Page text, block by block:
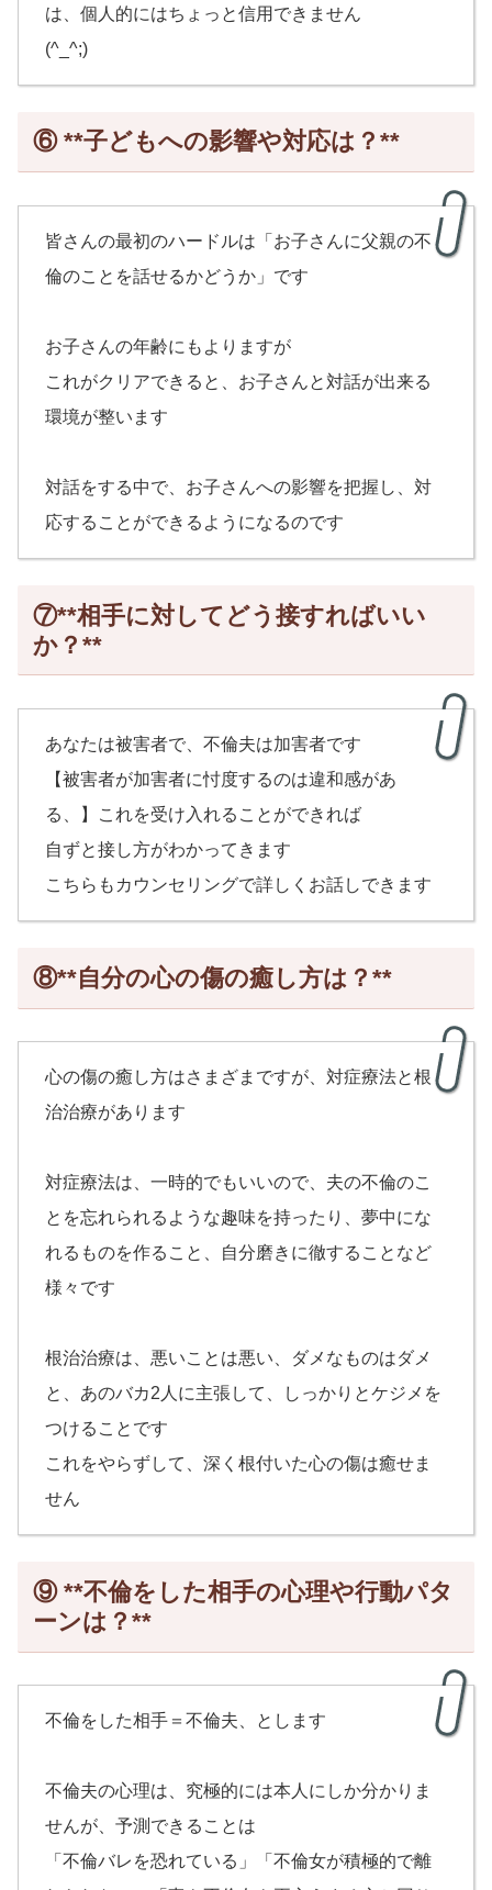
は、個人的にはちょっと信用できません
(^_^;)
⑥ **子どもへの影響や対応は？**
皆さんの最初のハードルは「お子さんに父親の不
倫のことを話せるかどうか」です
お子さんの年齢にもよりますが
これがクリアできると、お子さんと対話が出来る
環境が整います
対話をする中で、お子さんへの影響を把握し、対
応することができるようになるのです
⑦**相手に対してどう接すればいい
か？**
あなたは被害者で、不倫夫は加害者です
【被害者が加害者に忖度するのは違和感があ
る、】これを受け入れることができれば
自ずと接し方がわかってきます
こちらもカウンセリングで詳しくお話しできます
⑧**自分の心の傷の癒し方は？**
心の傷の癒し方はさまざまですが、対症療法と根
治治療があります
対症療法は、一時的でもいいので、夫の不倫のこ
とを忘れられるような趣味を持ったり、夢中にな
れるものを作ること、自分磨きに徹することなど
様々です
根治治療は、悪いことは悪い、ダメなものはダメ
と、あのバカ2人に主張して、しっかりとケジメを
つけることです
これをやらずして、深く根付いた心の傷は癒せま
せん
⑨ **不倫をした相手の心理や行動パタ
ーンは？**
不倫をした相手＝不倫夫、とします
不倫夫の心理は、究極的には本人にしか分かりま
せんが、予測できることは
「不倫バレを恐れている」「不倫女が積極的で離